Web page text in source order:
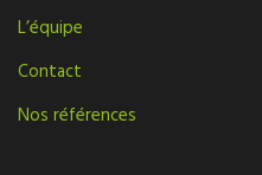
L’équipe
Contact
Nos références